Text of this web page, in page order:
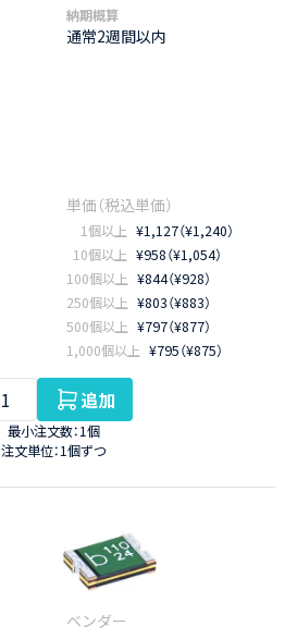
納期概算
通常2週間以内
1個以上 ¥1,127（¥1,240）
10個以上 ¥958（¥1,054）
100個以上 ¥844（¥928）
250個以上 ¥803（¥883）
500個以上 ¥797（¥877）
1,000個以上 ¥795（¥875）
追加
最小注文数：1個
注文単位：1個ずつ